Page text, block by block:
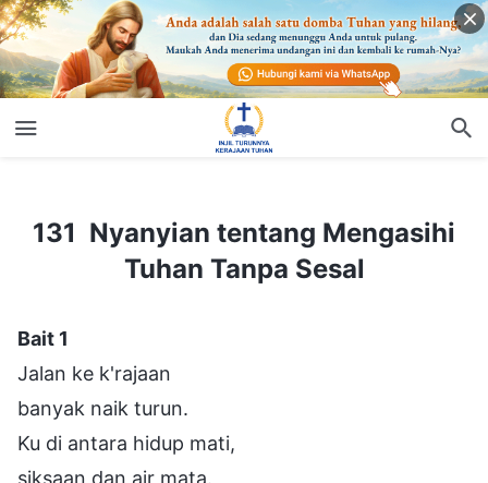
131 Nyanyian tentang Mengasihi Tuhan Tanpa Sesal
131 Nyanyian tentang Mengasihi
Tuhan Tanpa Sesal
Bait 1
Jalan ke k'rajaan
banyak naik turun.
Ku di antara hidup mati,
siksaan dan air mata.